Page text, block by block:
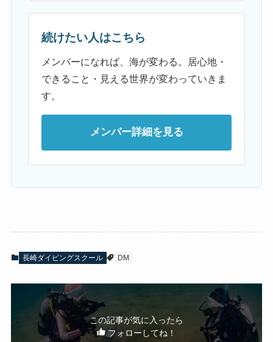
続けたい人はこちら
メンバーになれば、海が変わる。居心地・
できること・見える世界が変わっていきま
す。
メンバー詳細を見る
長崎ダイビングスクール DM
この記事が気に入ったら
フォローしてね！